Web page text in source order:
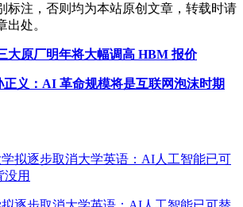
标注，否则均为本站原创文章，转载时请
出处。
大原厂明年将大幅调高 HBM 报价
正义：AI 革命规模将是互联网泡沫时期